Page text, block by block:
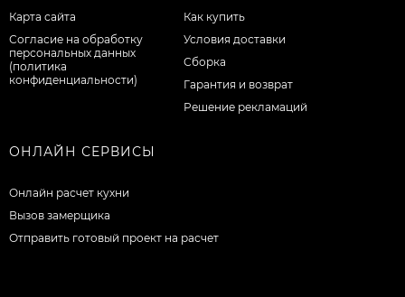
Карта сайта
Согласие на обработку
персональных данных
(политика
конфиденциальности)
Как купить
Условия доставки
Сборка
Гарантия и возврат
Решение рекламаций
ОНЛАЙН СЕРВИСЫ
Онлайн расчет кухни
Вызов замерщика
Отправить готовый проект на расчет